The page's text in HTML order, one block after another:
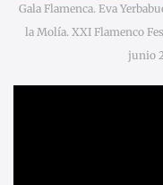
Gala Flamenca. Eva
la Molía. XXI Flamenco
junio